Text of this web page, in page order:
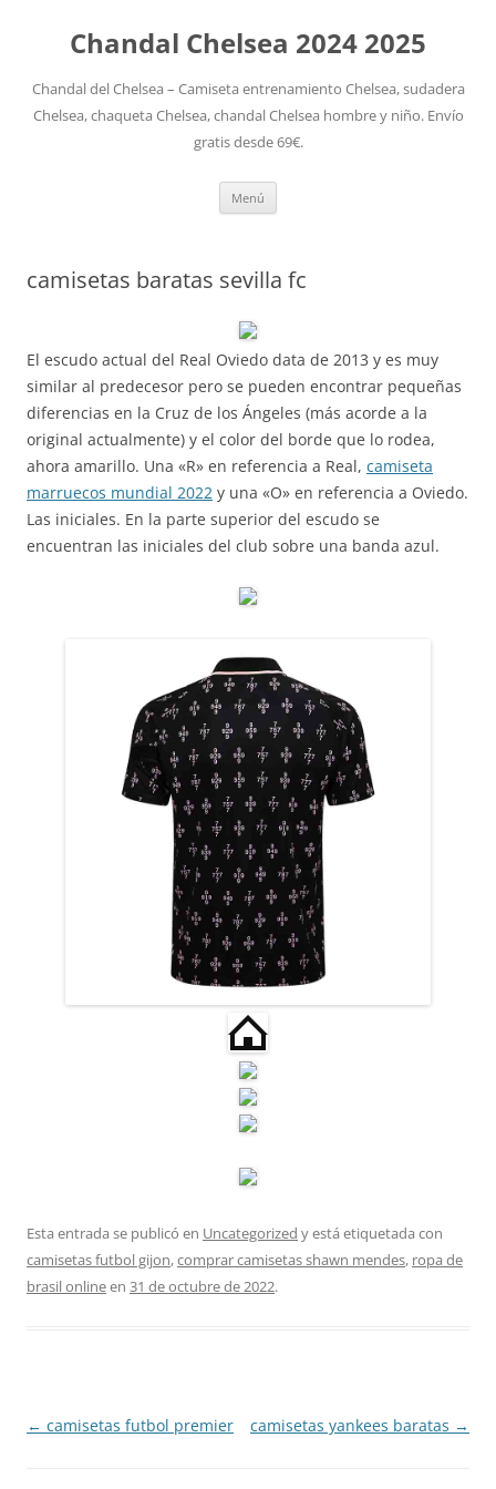
Chandal Chelsea 2024 2025
Chandal del Chelsea – Camiseta entrenamiento Chelsea, sudadera
Chelsea, chaqueta Chelsea, chandal Chelsea hombre y niño. Envío
gratis desde 69€.
Menú
camisetas baratas sevilla fc
El escudo actual del Real Oviedo data de 2013 y es muy
similar al predecesor pero se pueden encontrar pequeñas
diferencias en la Cruz de los Ángeles (más acorde a la
original actualmente) y el color del borde que lo rodea,
ahora amarillo. Una «R» en referencia a Real, camiseta
marruecos mundial 2022 y una «O» en referencia a Oviedo.
Las iniciales. En la parte superior del escudo se
encuentran las iniciales del club sobre una banda azul.
Esta entrada se publicó en Uncategorized y está etiquetada con
camisetas futbol gijon,comprar camisetas shawn mendes, ropa de
brasil onlineen 31 de octubre de 2022.
Navegación
← camisetas futbol premier camisetas yankees baratas →